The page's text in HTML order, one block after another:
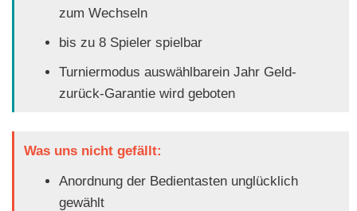
zum Wechseln
bis zu 8 Spieler spielbar
Turniermodus auswählbarein Jahr Geld-
zurück-Garantie wird geboten
Was uns nicht gefällt:
Anordnung der Bedientasten unglücklich
gewählt